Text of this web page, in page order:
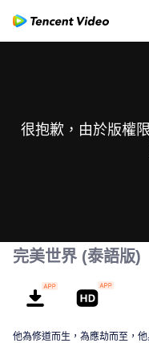
很抱歉，由於版權
完美世界 (泰語版)
他為修道而生，為應劫而至，